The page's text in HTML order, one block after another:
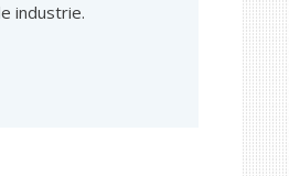
industrie.